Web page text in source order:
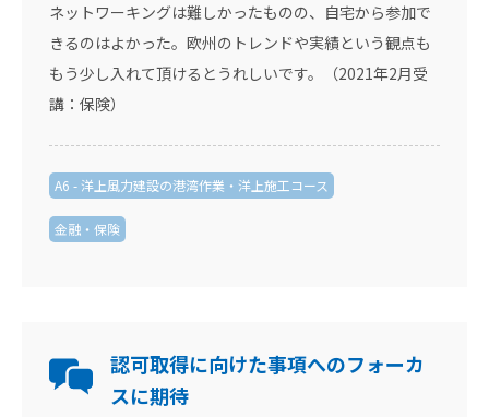
ネットワーキングは難しかったものの、自宅から参加で
きるのはよかった。欧州のトレンドや実績という観点も
もう少し入れて頂けるとうれしいです。（2021年2月受
講：保険）
A6 - 洋上風力建設の港湾作業・洋上施工コース
金融・保険
認可取得に向けた事項へのフォーカ
スに期待